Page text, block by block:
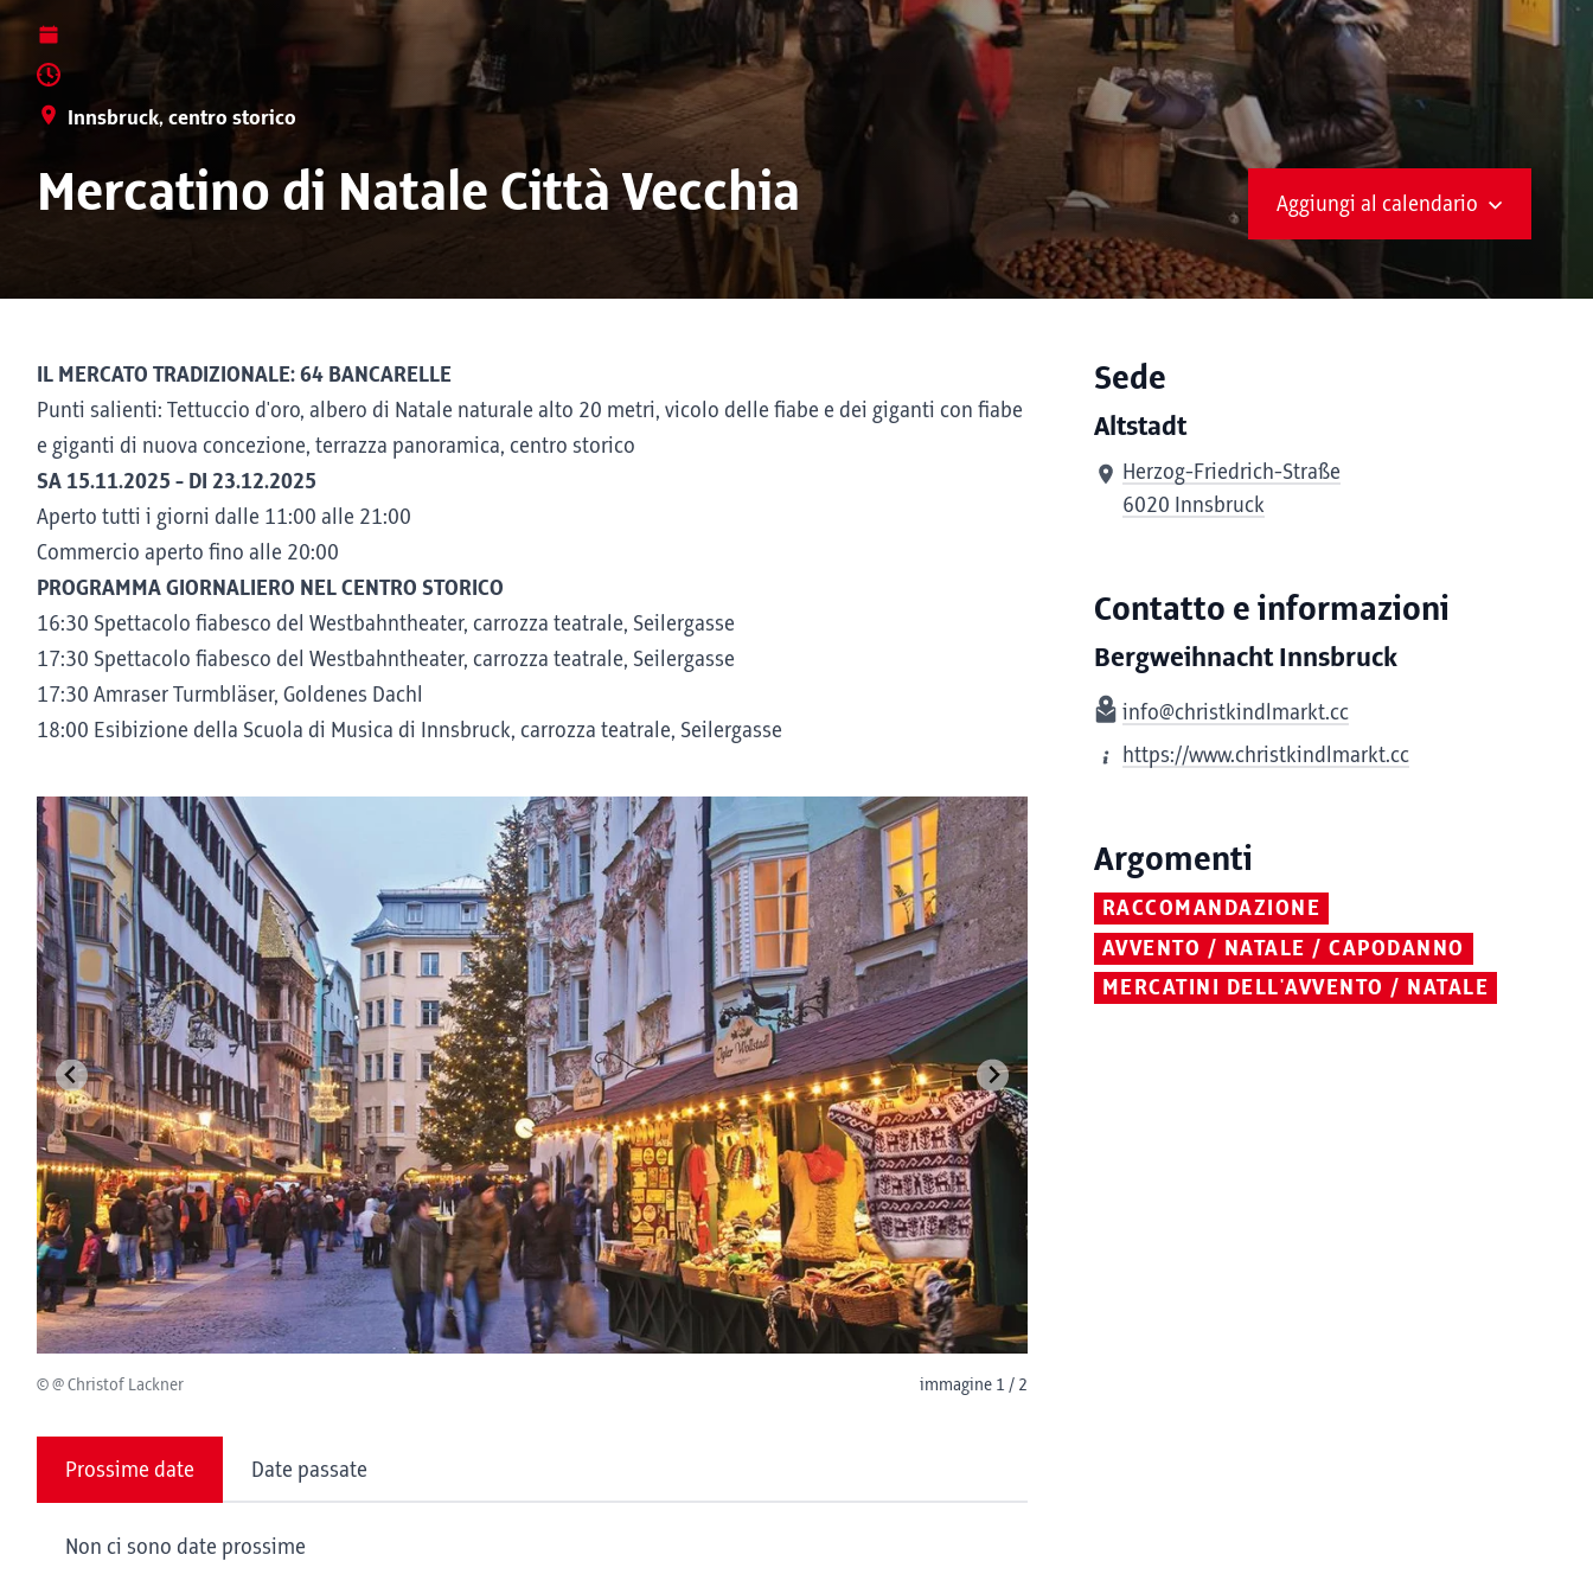
Innsbruck, centro storico
Mercatino di Natale Città Vecchia Aggiungi al calendario
IL MERCATO TRADIZIONALE: 64 BANCARELLE
Punti salienti: Tettuccio d'oro, albero di Natale naturale alto 20 metri, vicolo delle fiabe e dei giganti con fiabe
e giganti di nuova concezione, terrazza panoramica, centro storico
SA 15.11.2025 - DI 23.12.2025
Aperto tutti i giorni dalle 11:00 alle 21:00
Commercio aperto fino alle 20:00
PROGRAMMA GIORNALIERO NEL CENTRO STORICO
16:30 Spettacolo fiabesco del Westbahntheater, carrozza teatrale, Seilergasse
17:30 Spettacolo fiabesco del Westbahntheater, carrozza teatrale, Seilergasse
17:30 Amraser Turmbläser, Goldenes Dachl
18:00 Esibizione della Scuola di Musica di Innsbruck, carrozza teatrale, Seilergasse
© @ Christof Lackner immagine 1 / 2
Prossime date Date passate
Non ci sono date prossime
Sede
Altstadt
Herzog-Friedrich-Straße
6020 Innsbruck
Contatto e informazioni
Bergweihnacht Innsbruck
info@christkindlmarkt.cc
https://www.christkindlmarkt.cc
Argomenti
RACCOMANDAZIONE
AVVENTO / NATALE / CAPODANNO
MERCATINI DELL'AVVENTO / NATALE